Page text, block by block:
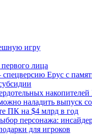
игру
лица
Epyc с
накопителей
наладить выпуск
ПК на $4 млрд в год
персонажа:
для игроков